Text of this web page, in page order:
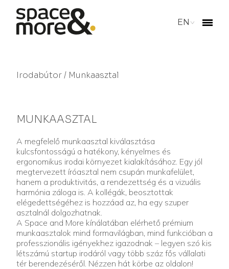
EN
Irodabútor/ Munkaasztal
MUNKAASZTAL
A megfelelő munkaasztal kiválasztása
kulcsfontosságú a hatékony, kényelmes és
ergonomikus irodai környezet kialakításához. Egy jól
megtervezett íróasztal nem csupán munkafelület,
hanem a produktivitás, a rendezettség és a vizuális
harmónia záloga is. A kollégák, beosztottak
elégedettségéhez is hozzáad az, ha egy szuper
asztalnál dolgozhatnak.
A Space and More kínálatában elérhető prémium
munkaasztalok mind formavilágban, mind funkcióban a
professzionális igényekhez igazodnak – legyen szó kis
létszámú startup irodáról vagy több száz fős vállalati
tér berendezéséről. Nézzen hát körbe az oldalon!